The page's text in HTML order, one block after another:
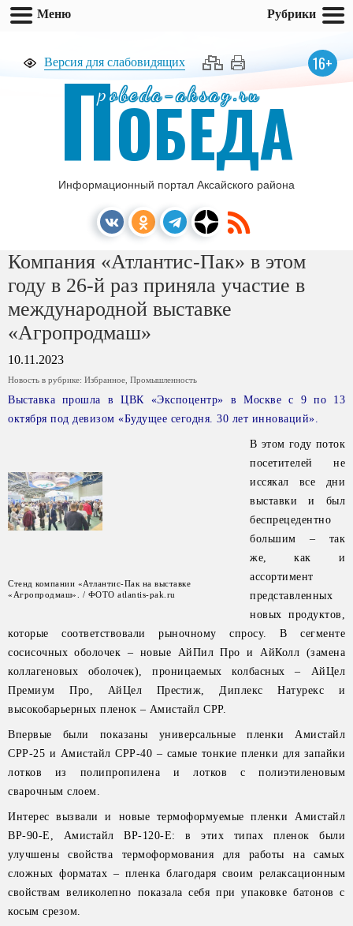
Версия для слабовидящих 16+
pobeda-aksay.ru
ПОБЕДА
Информационный портал Аксайского района
Компания «Атлантис-Пак» в этом
году в 26-й раз приняла участие в
международной выставке
«Агропродмаш»
10.11.2023
Новость в рубрике: Избранное Промышленность
Выставка прошла в ЦВК «Экспоцентр» в Москве с 9 по 13
октября под девизом «Будущее сегодня. 30 лет инноваций».
Стенд компании «Атлантис-Пак на выставке
«Агропродмаш». / ФОТО atlantis-pak.ru
В этом году поток
посетителей не
иссякал все дни
выставки и был
беспрецедентно
большим – так
же, как и
ассортимент
представленных
новых продуктов,
которые соответствовали рыночному спросу. В сегменте
сосисочных оболочек – новые АйПил Про и АйКолл (замена
коллагеновых оболочек), проницаемых колбасных – АйЦел
Премиум Про, АйЦел Престиж, Диплекс Натурекс и
высокобарьерных пленок – Амистайл СРР.
Впервые были показаны универсальные пленки Амистайл
СРР-25 и Амистайл СРР-40 – самые тонкие пленки для запайки
лотков из полипропилена и лотков с полиэтиленовым
сварочным слоем.
Интерес вызвали и новые термоформуемые пленки Амистайл
ВР-90-Е, Амистайл ВР-120-Е: в этих типах пленок были
улучшены свойства термоформования для работы на самых
сложных форматах – пленка благодаря своим релаксационным
свойствам великолепно показала себя при упаковке батонов с
косым срезом.
Меню Рубрики